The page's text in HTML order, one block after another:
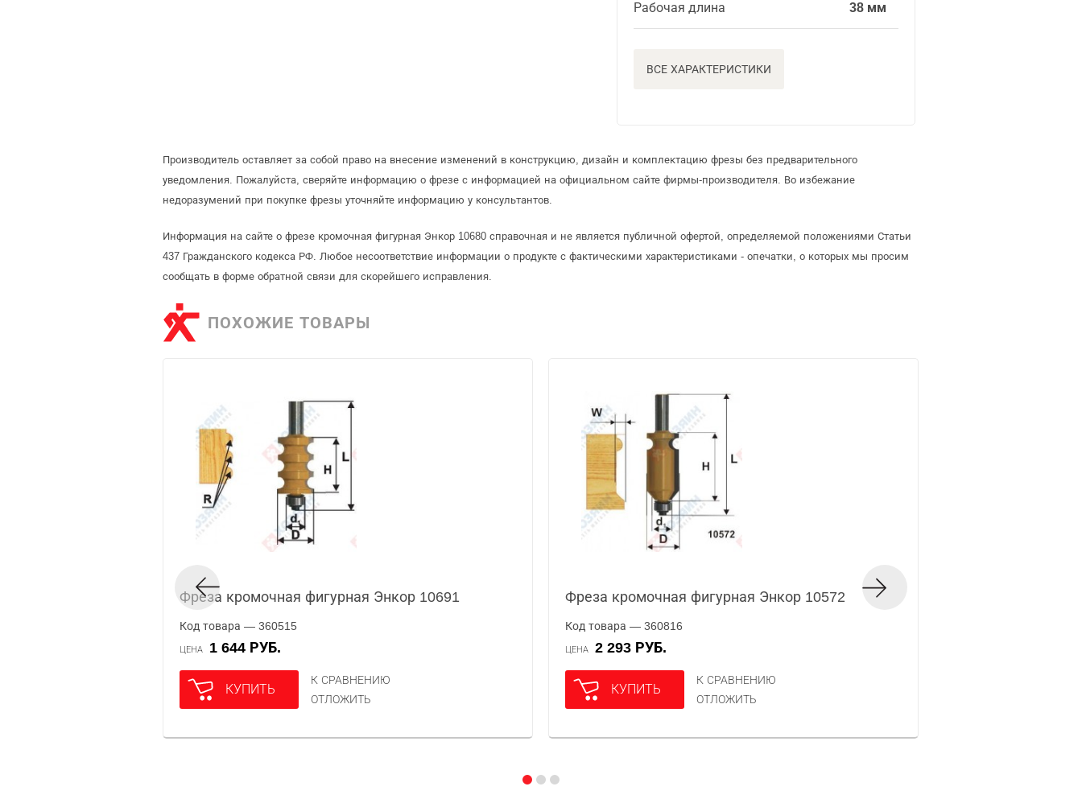
Рабочая длина 38 мм
ВСЕ ХАРАКТЕРИСТИКИ
Производитель оставляет за собой право на внесение изменений в конструкцию, дизайн и комплектацию фрезы без предварительного
уведомления. Пожалуйста, сверяйте информацию о фрезе с информацией на официальном сайте фирмы-производителя. Во избежание
недоразумений при покупке фрезы уточняйте информацию у консультантов.
Информация на сайте о фрезе кромочная фигурная Энкор 10680 справочная и не является публичной офертой, определяемой положениями Статьи
437 Гражданского кодекса РФ. Любое несоответствие информации о продукте с фактическими характеристиками - опечатки, о которых мы просим
сообщать в форме обратной связи для скорейшего исправления.
ПОХОЖИЕ ТОВАРЫ
Фреза кромочная фигурная Энкор 10691
Код товара — 360515
ЦЕНА 1 644 РУБ.
КУПИТЬ
К СРАВНЕНИЮ
ОТЛОЖИТЬ
Фреза кромочная фигурная Энкор 10572
Код товара — 360816
ЦЕНА 2 293 РУБ.
КУПИТЬ
К СРАВНЕНИЮ
ОТЛОЖИТЬ